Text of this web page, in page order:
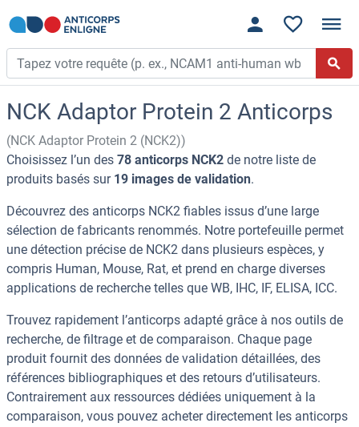
NCK Adaptor Protein 2 Anticorps
(NCK Adaptor Protein 2 (NCK2))
Choisissez l’un des 78 anticorps NCK2 de notre liste de
produits basés sur 19 images de validation.
Découvrez des anticorps NCK2 fiables issus d’une large
sélection de fabricants renommés. Notre portefeuille permet
une détection précise de NCK2 dans plusieurs espèces, y
compris Human, Mouse, Rat, et prend en charge diverses
applications de recherche telles que WB, IHC, IF, ELISA, ICC.
Trouvez rapidement l’anticorps adapté grâce à nos outils de
recherche, de filtrage et de comparaison. Chaque page
produit fournit des données de validation détaillées, des
références bibliographiques et des retours d’utilisateurs.
Contrairement aux ressources dédiées uniquement à la
comparaison, vous pouvez acheter directement les anticorps